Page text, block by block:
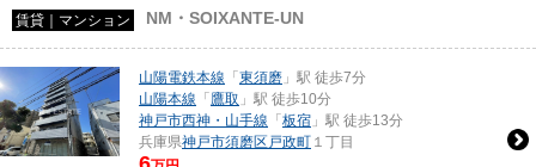
賃貸｜マンション NM・SOIXANTE-UN
山陽電鉄本線 「 東須磨 」駅 徒歩7分
山陽本線 「 鷹取 」駅 徒歩10分
神戸市西神・山手線 「 板宿 」駅 徒歩13分
兵庫県神戸市須磨区 戸政町 １丁目